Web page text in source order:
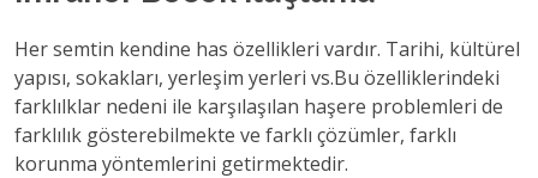
Her semtin kendine has özellikleri vardır. Tarihi, kültürel
yapısı, sokakları, yerleşim yerleri vs.Bu özelliklerindeki
farklılklar nedeni ile karşılaşılan haşere problemleri de
farklılık gösterebilmekte ve farklı çözümler, farklı
korunma yöntemlerini getirmektedir.